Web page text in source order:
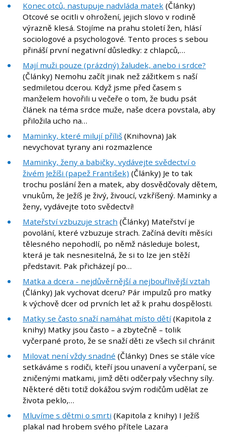
Konec otců, nastupuje nadvláda matek (Články)
Otcové se ocitli v ohrožení, jejich slovo v rodině
výrazně klesá. Stojíme na prahu století žen, hlásí
sociologové a psychologové. Tento proces s sebou
přináší první negativní důsledky: z chlapců,…
Mají muži pouze (prázdný) žaludek, anebo i srdce?
(Články) Nemohu začít jinak než zážitkem s naší
sedmiletou dcerou. Když jsme před časem s
manželem hovořili u večeře o tom, že budu psát
článek na téma srdce muže, naše dcera povstala, aby
přiložila ucho na…
Maminky, které milují příliš (Knihovna) Jak
nevychovat tyrany ani rozmazlence
Maminky, ženy a babičky, vydávejte svědectví o
živém Ježíši (papež František) (Články) Je to tak
trochu poslání žen a matek, aby dosvědčovaly dětem,
vnukům, že Ježíš je živý, živoucí, vzkříšený. Maminky a
ženy, vydávejte toto svědectví!
Mateřství vzbuzuje strach (Články) Mateřství je
povolání, které vzbuzuje strach. Začíná devíti měsíci
tělesného nepohodlí, po němž následuje bolest,
která je tak nesnesitelná, že si to lze jen stěží
představit. Pak přicházejí po…
Matka a dcera - nejdůvěrnější a nejbouřlivější vztah
(Články) Jak vychovat dceru? Pár impulzů pro matky
k výchově dcer od prvních let až k prahu dospělosti.
Matky se často snaží namáhat místo dětí(Kapitola z
knihy) Matky jsou často – a zbytečně – tolik
vyčerpané proto, že se snaží děti ze všech sil chránit
Milovat není vždy snadné (Články) Dnes se stále více
setkáváme s rodiči, kteří jsou unavení a vyčerpaní, se
zničenými matkami, jimž děti odčerpaly všechny síly.
Některé děti totiž dokážou svým rodičům udělat ze
života peklo,…
Mluvíme s dětmi o smrti (Kapitola z knihy) I Ježíš
plakal nad hrobem svého přítele Lazara